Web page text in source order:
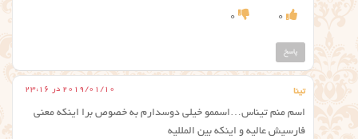
0
0
پاسخ
تینا 2019/01/10 در 23:16
اسم منم تیناس…اسممو خیلی دوسدارم به خصوص برا اینکه معنی
فارسیش عالیه و اینکه بین المللیه